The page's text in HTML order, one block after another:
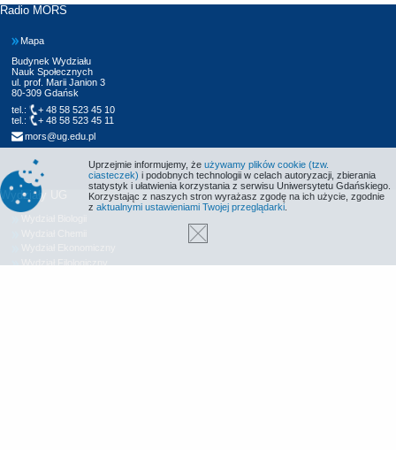
Radio MORS
Mapa
Budynek Wydziału
Nauk Społecznych
ul. prof. Marii Janion 3
80-309 Gdańsk
tel.:
+ 48 58 523 45 10
tel.:
+ 48 58 523 45 11
mors@ug.edu.pl
Wydziały UG
Uprzejmie informujemy, że używamy plików cookie (tzw.
ciasteczek) i podobnych technologii w celach autoryzacji, zbierania
statystyk i ułatwienia korzystania z serwisu Uniwersytetu Gdańskiego.
Korzystając z naszych stron wyrażasz zgodę na ich użycie, zgodnie
z aktualnymi ustawieniami Twojej przeglądarki